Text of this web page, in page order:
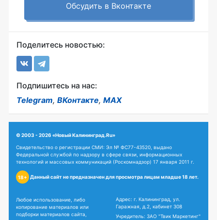
Обсудить в Вконтакте
Поделитесь новостью:
Подпишитесь на нас:
Telegram, ВКонтакте, MAX
© 2003 - 2026 «Новый Калининград.Ru»
Свидетельство о регистрации СМИ: Эл № ФС77-43520, выдано
Федеральной службой по надзору в сфере связи, информационных
технологий и массовых коммуникаций (Роскомнадзор) 17 января 2011 г.
18+ Данный сайт не предназначен для просмотра лицам младше 18 лет.
Любое использование, либо
копирование материалов или
подборки материалов сайта,
Адрес: г. Калининград, ул.
Гаражная, д.2, кабинет 308
Учредитель: ЗАО "Твик Маркетинг"